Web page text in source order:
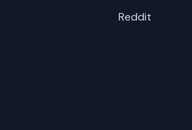
Reddit